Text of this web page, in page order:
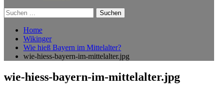
Suchen
nach:
Home
Wikinger
Wie hieß Bayern im Mittelalter?
wie-hiess-bayern-im-mittelalter.jpg
wie-hiess-bayern-im-mittelalter.jpg